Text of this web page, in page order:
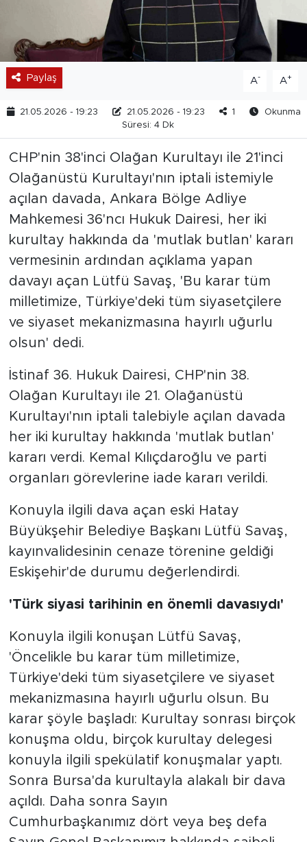
Paylaş A- A+
21.05.2026 - 19:23 21.05.2026 - 19:23 1
Okunma
Süresi: 4 Dk
CHP'nin 38'inci Olağan Kurultayı ile 21'inci
Olağanüstü Kurultayı'nın iptali istemiyle
açılan davada, Ankara Bölge Adliye
Mahkemesi 36'ncı Hukuk Dairesi, her iki
kurultay hakkında da 'mutlak butlan' kararı
vermesinin ardından açıklama yapan
davayı açan Lütfü Savaş, 'Bu karar tüm
milletimize, Türkiye'deki tüm siyasetçilere
ve siyaset mekanizmasına hayırlı uğurlu
olsun' dedi.
İstinaf 36. Hukuk Dairesi, CHP'nin 38.
Olağan Kurultayı ile 21. Olağanüstü
Kurultayı'nın iptali talebiyle açılan davada
her iki kurultay hakkında 'mutlak butlan'
kararı verdi. Kemal Kılıçdaroğlu ve parti
organları görevlerine iade kararı verildi.
Konuyla ilgili dava açan eski Hatay
Büyükşehir Belediye Başkanı Lütfü Savaş,
kayınvalidesinin cenaze törenine geldiği
Eskişehir'de durumu değerlendirdi.
'Türk siyasi tarihinin en önemli davasıydı'
Konuyla ilgili konuşan Lütfü Savaş,
'Öncelikle bu karar tüm milletimize,
Türkiye'deki tüm siyasetçilere ve siyaset
mekanizmasına hayırlı uğurlu olsun. Bu
karar şöyle başladı: Kurultay sonrası birçok
konuşma oldu, birçok kurultay delegesi
konuyla ilgili spekülatif konuşmalar yaptı.
Sonra Bursa'da kurultayla alakalı bir dava
açıldı. Daha sonra Sayın
Cumhurbaşkanımız dört veya beş defa